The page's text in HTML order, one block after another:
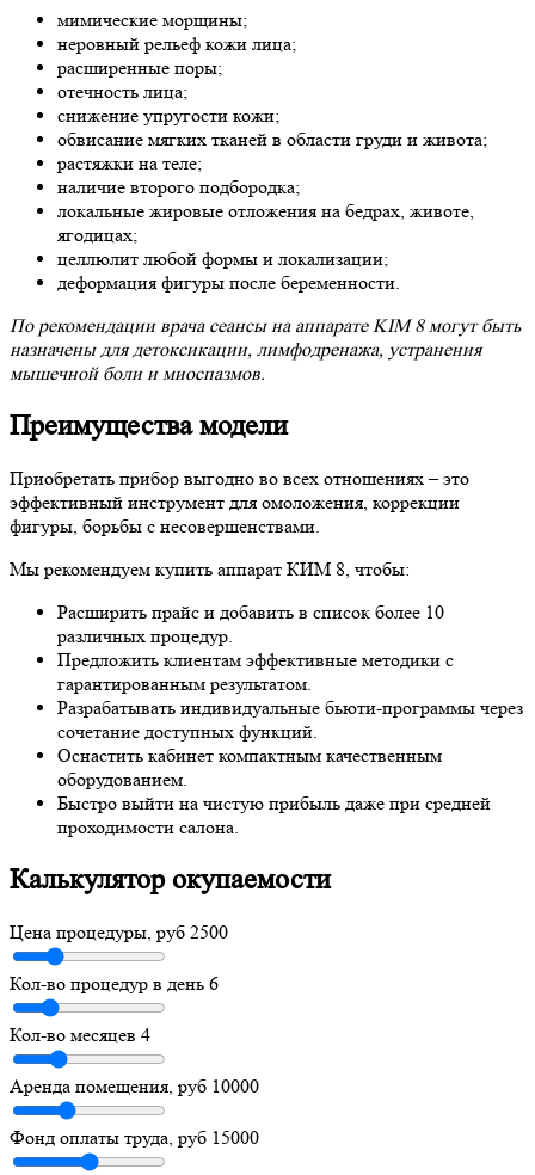
мимические морщины;
неровный рельеф кожи лица;
расширенные поры;
отечность лица;
снижение упругости кожи;
обвисание мягких тканей в области груди и живота;
растяжки на теле;
наличие второго подбородка;
локальные жировые отложения на бедрах, животе,
ягодицах;
целлюлит любой формы и локализации;
деформация фигуры после беременности.
По рекомендации врача сеансы на аппарате KIM 8 могут быть
назначены для детоксикации, лимфодренажа, устранения
мышечной боли и миоспазмов.
Преимущества модели
Приобретать прибор выгодно во всех отношениях – это
эффективный инструмент для омоложения, коррекции
фигуры, борьбы с несовершенствами.
Мы рекомендуем купить аппарат КИМ 8, чтобы:
Расширить прайс и добавить в список более 10
различных процедур.
Предложить клиентам эффективные методики с
гарантированным результатом.
Разрабатывать индивидуальные бьюти-программы через
сочетание доступных функций.
Оснастить кабинет компактным качественным
оборудованием.
Быстро выйти на чистую прибыль даже при средней
проходимости салона.
Калькулятор окупаемости
Цена процедуры, руб 2500
Кол-во процедур в день 6
Кол-во месяцев 4
Аренда помещения, руб 10000
Фонд оплаты труда, руб 15000